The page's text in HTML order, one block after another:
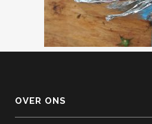
OVER ONS